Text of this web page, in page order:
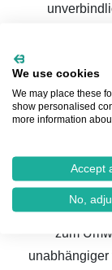
Beginnen
und
dem Betreiber,
mehrere
zum
unabhängiger
We use cookies
We may place these
show personalised
more information
Accept
No,